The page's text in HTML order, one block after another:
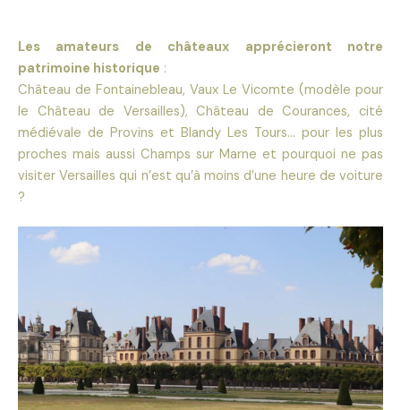
Les amateurs de châteaux apprécieront notre
patrimoine historique :
Château de Fontainebleau, Vaux Le Vicomte (modèle pour
le Château de Versailles), Château de Courances, cité
médiévale de Provins et Blandy Les Tours… pour les plus
proches mais aussi Champs sur Marne et pourquoi ne pas
visiter Versailles qui n’est qu’à moins d’une heure de voiture
?